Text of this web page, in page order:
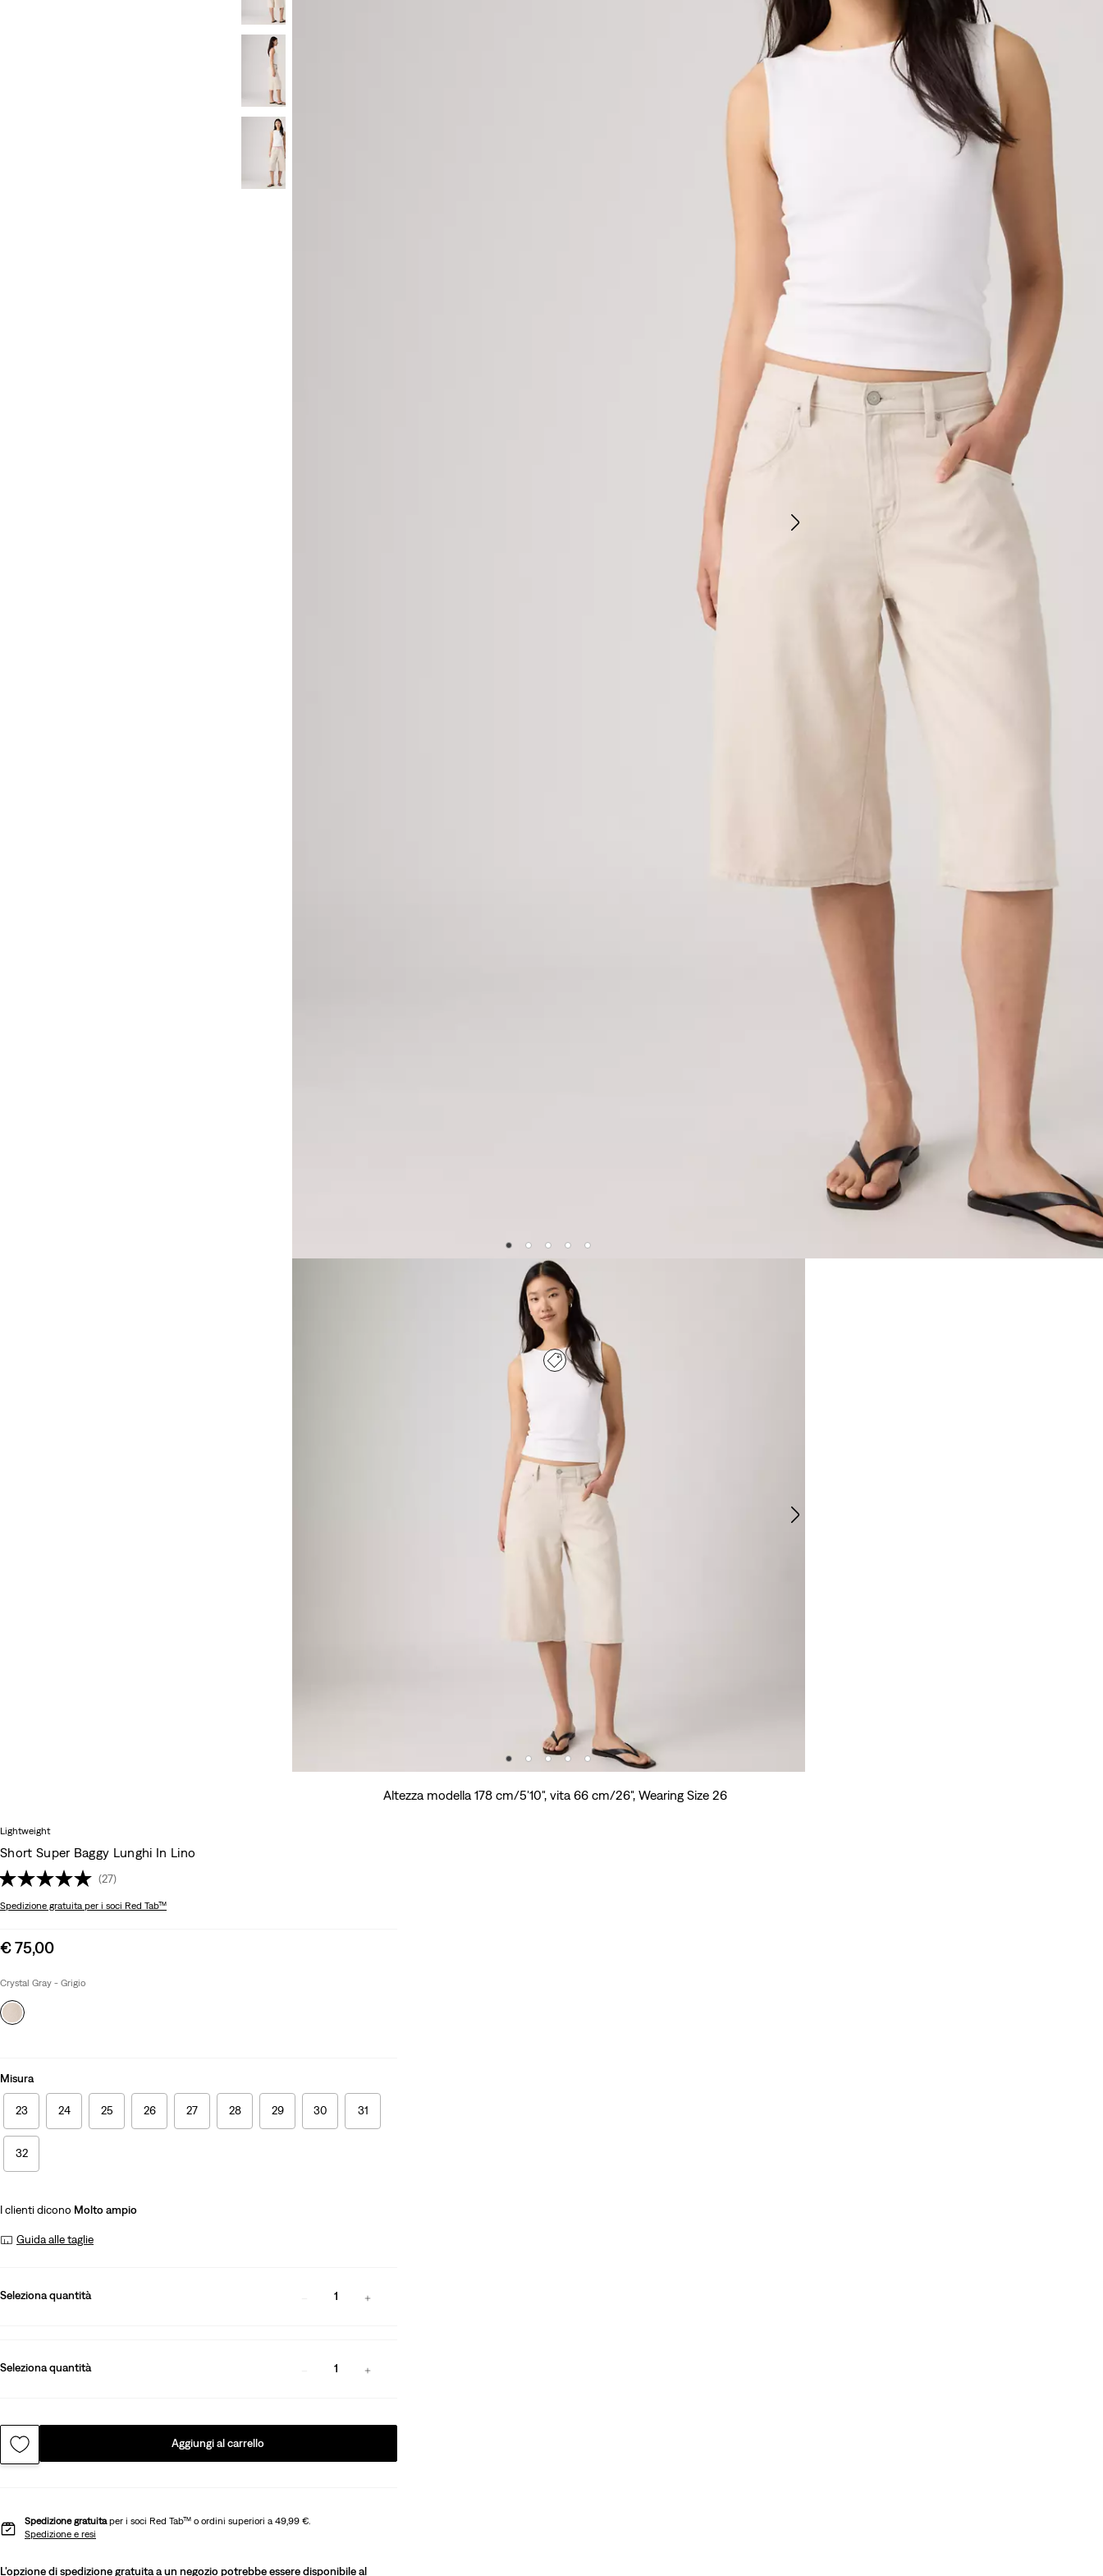
Altezza modella 178 cm/5'10", vita 66 cm/26", Wearing Size 26
Lightweight
Short Super Baggy Lunghi In Lino
(27)
Spedizione gratuita per i soci Red Tab™
Sale
is
€ 75,00
Crystal Gray - Grigio
Misura
23 24 25 26 27 28 29 30 31
32
I clienti dicono Molto ampio
Guida alle taglie
Seleziona quantità 1
Seleziona quantità 1
Aggiungi al carrello
Spedizione gratuitaper i soci Red Tab™ o ordini superiori a 49,99 €.
Spedizione e resi
L'opzione di spedizione gratuita a un negozio potrebbe essere disponibile al